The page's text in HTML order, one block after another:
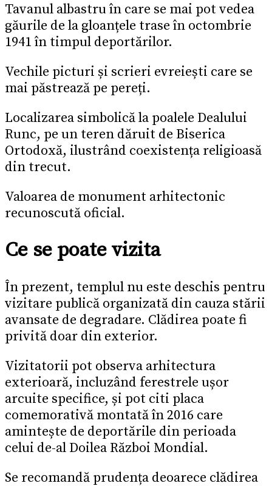
Tavanul albastru în care se mai pot vedea
găurile de la gloanțele trase în octombrie
1941 în timpul deportărilor.
Vechile picturi și scrieri evreiești care se
mai păstrează pe pereți.
Localizarea simbolică la poalele Dealului
Runc, pe un teren dăruit de Biserica
Ortodoxă, ilustrând coexistența religioasă
din trecut.
Valoarea de monument arhitectonic
recunoscută oficial.
Ce se poate vizita
În prezent, templul nu este deschis pentru
vizitare publică organizată din cauza stării
avansate de degradare. Clădirea poate fi
privită doar din exterior.
Vizitatorii pot observa arhitectura
exterioară, incluzând ferestrele ușor
arcuite specifice, și pot citi placa
comemorativă montată în 2016 care
amintește de deportările din perioada
celui de-al Doilea Război Mondial.
Se recomandă prudența deoarece clădirea